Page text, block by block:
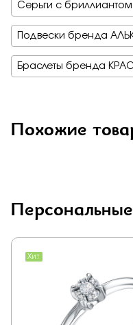
Серьги с бриллиантом
Подвески бренда
Браслеты бренда
Похожие